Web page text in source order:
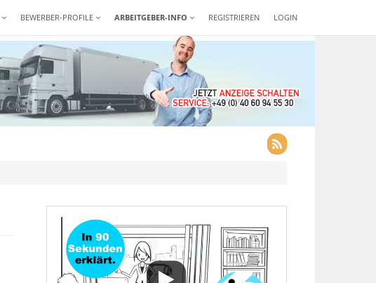
REGISTRIEREN LOGIN
BEWERBER-PROFILE ARBEITGEBER-INFO